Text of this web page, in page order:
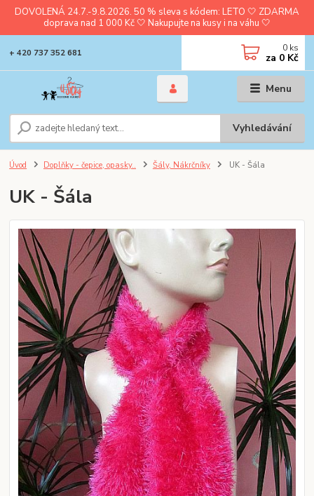
DOVOLENÁ 24.7.-9.8.2026. 50 % sleva s kódem: LETO 🤍 ZDARMA
doprava nad 1 000 Kč 🤍 Nakupujte na kusy i na váhu 🤍
Menu
Vyhledávání
+ 420 737 352 681 0 ks
za 0 Kč
Úvod Doplňky - čepice, opasky.. Šály, Nákrčníky UK - Šála
UK - Šála